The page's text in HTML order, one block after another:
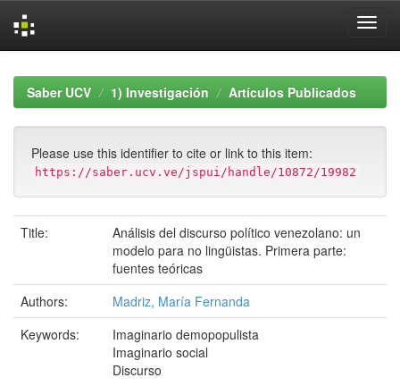
navigationSaber UCV 1) Investigación Artículos Publicados
Please use this identifier to cite or link to this item:
https://saber.ucv.ve/jspui/handle/10872/19982
Title:
Análisis del discurso político venezolano: un
modelo para no lingüistas. Primera parte:
fuentes teóricas
Authors:
Madriz, María Fernanda
Keywords:
Imaginario demopopulista
Imaginario social
Discurso